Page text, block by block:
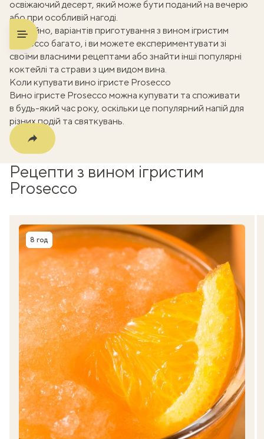
освіжаючий десерт, який може бути поданий на вечерю
або при особливій нагоді.
Звичайно, варіантів приготування з вином ігристим
Prosecco багато, і ви можете експериментувати зі
своїми власними рецептами або знайти інші популярні
коктейлі та страви з цим видом вина.
Коли купувати вино ігристе Prosecco
Вино ігристе Prosecco можна купувати та споживати
в будь-який час року, оскільки це популярний напій для
різних подій та святкувань.
Рецепти з вином ігристим
Prosecco
Час приготування
8 год